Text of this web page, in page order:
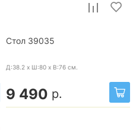
Стол 39035
Д:38.2 x Ш:80 x В:76 см.
9 490 р.